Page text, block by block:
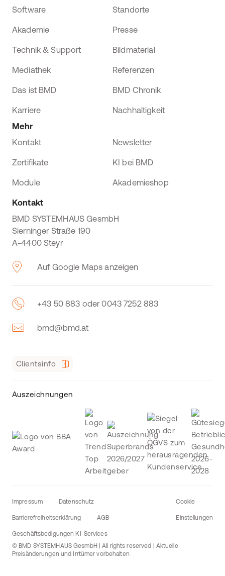
Software
Akademie
Technik & Support
Mediathek
Das ist BMD
Karriere
Standorte
Presse
Bildmaterial
Referenzen
BMD Chronik
Nachhaltigkeit
Mehr
Kontakt
Newsletter
Zertifikate KI bei BMD
Module Akademieshop
Kontakt
BMD SYSTEMHAUS GesmbH
Sierninger Straße 190
A-4400 Steyr
Auf Google Maps anzeigen
+43 50 883 oder 0043 7252 883
bmd@bmd.at
Clientsinfo
Auszeichnungen
Impressum Datenschutz
Barrierefreiheitserklärung AGB
Geschäftsbedigungen KI-Services
Cookie
Einstellungen
© BMD SYSTEMHAUS GesmbH | All rights reserved | Aktuelle
Preisänderungen und Irrtümer vorbehalten